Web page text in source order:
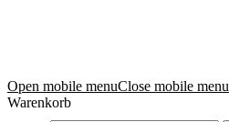
Open mobile menuClose mobile menu
Warenkorb